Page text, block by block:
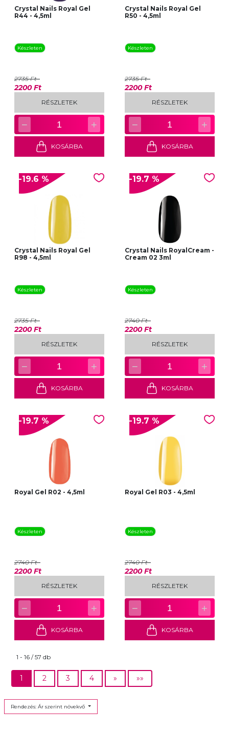
Crystal Nails Royal Gel
R44 - 4,5ml
Készleten
2735 Ft
2200 Ft
RÉSZLETEK
− 1 +
KOSÁRBA
Crystal Nails Royal Gel
R50 - 4,5ml
Készleten
2735 Ft
2200 Ft
RÉSZLETEK
− 1 +
KOSÁRBA
-19.6 %
Crystal Nails Royal Gel
R98 - 4,5ml
Készleten
2735 Ft
2200 Ft
RÉSZLETEK
− 1 +
KOSÁRBA
-19.7 %
Crystal Nails RoyalCream -
Cream 02 3ml
Készleten
2740 Ft
2200 Ft
RÉSZLETEK
− 1 +
KOSÁRBA
-19.7 %
Royal Gel R02 - 4,5ml
Készleten
2740 Ft
2200 Ft
RÉSZLETEK
− 1 +
KOSÁRBA
-19.7 %
Royal Gel R03 - 4,5ml
Készleten
2740 Ft
2200 Ft
RÉSZLETEK
− 1 +
KOSÁRBA
1 - 16 / 57 db
1 2 3 4 » »»
Rendezés: Ár szerint növekvő